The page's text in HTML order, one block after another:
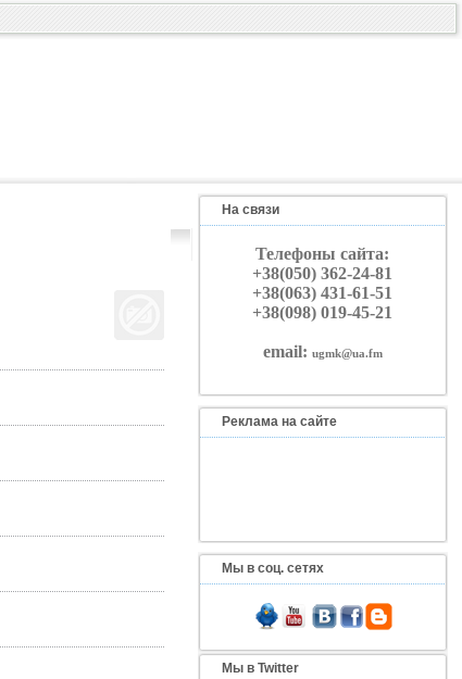
На связи
Телефоны сайта:
+38(050) 362-24-81
+38(063) 431-61-51
+38(098) 019-45-21
email: ugmk@ua.fm
Реклама на сайте
Мы в соц. сетях
Мы в Twitter